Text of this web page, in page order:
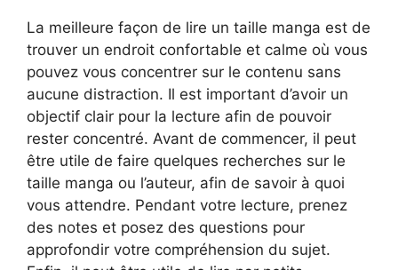
La meilleure façon de lire un taille manga est de
trouver un endroit confortable et calme où vous
pouvez vous concentrer sur le contenu sans
aucune distraction. Il est important d’avoir un
objectif clair pour la lecture afin de pouvoir
rester concentré. Avant de commencer, il peut
être utile de faire quelques recherches sur le
taille manga ou l’auteur, afin de savoir à quoi
vous attendre. Pendant votre lecture, prenez
des notes et posez des questions pour
approfondir votre compréhension du sujet.